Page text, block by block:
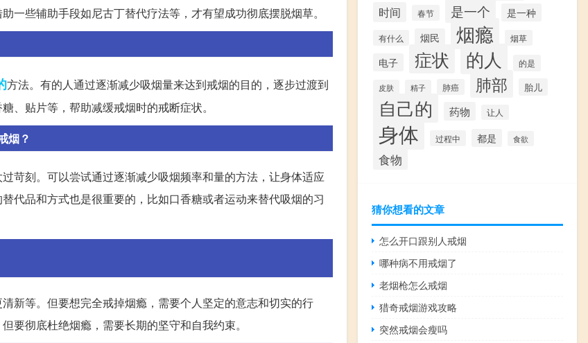
些辅助手段如尼古丁替代疗法等，才有望成功彻底摆脱烟草。
方法。有的人通过逐渐减少吸烟量来达到戒烟的目的，逐步过渡到
、贴片等，帮助减缓戒烟时的戒断症状。
烟？
苛刻。可以尝试通过逐渐减少吸烟频率和量的方法，让身体适应
代品和方式也是很重要的，比如口香糖或者运动来替代吸烟的习
新等。但要想完全戒掉烟瘾，需要个人坚定的意志和切实的行
要彻底杜绝烟瘾，需要长期的坚守和自我约束。
时间 春节 是一个 是一种
有什么 烟民 烟瘾 烟草
电子 症状 的人 的是
皮肤 精子 肺癌 肺部 胎儿
自己的 药物 让人
身体 过程中 都是 食欲
食物
猜你想看的文章
怎么开口跟别人戒烟
哪种病不用戒烟了
老烟枪怎么戒烟
猎奇戒烟游戏攻略
突然戒烟会瘦吗